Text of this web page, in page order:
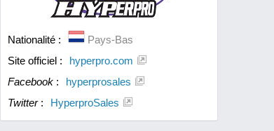
Nationalité :
Pays-Bas
Site officiel :
hyperpro.com
Facebook :
hyperprosales
Twitter: HyperproSales